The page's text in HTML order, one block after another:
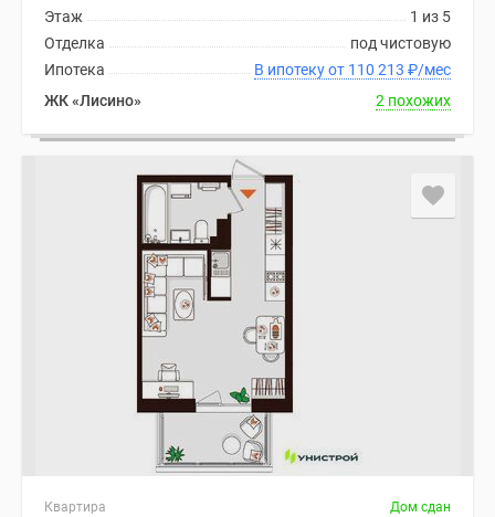
1 из 5
Этаж
под чистовую
Отделка
В ипотеку от 110 213 ₽/мес
Ипотека
ЖК «Лисино»
2 похожих
Квартира Дом сдан